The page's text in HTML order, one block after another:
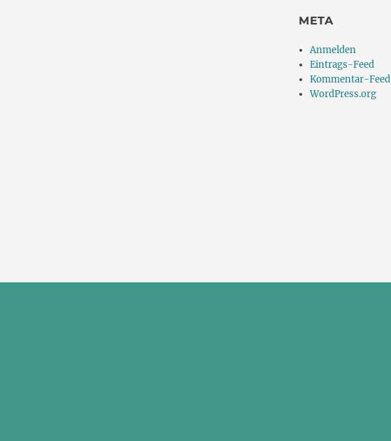
META
Anmelden
Eintrags-Feed
Kommentar-Feed
WordPress.org